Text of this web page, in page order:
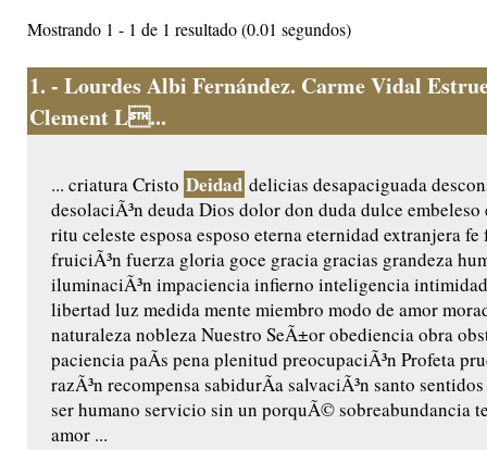
Mostrando 1 - 1 de 1 resultado (0.01 segundos)
1. - Lourdes Albi Fernández. Carme Vidal
Clement L...
... criatura Cristo Deidad delicias desapaciguada
desolaciÃ³n deuda Dios dolor don duda dulce
ritu celeste esposa esposo eterna eternidad extranjera fe
fruiciÃ³n fuerza gloria goce gracia gracias grandeza
iluminaciÃ³n impaciencia infierno inteligencia
libertad luz medida mente miembro modo de amor
naturaleza nobleza Nuestro SeÃ±or obediencia obra
paciencia paÃ­s pena plenitud preocupaciÃ³n Profeta
razÃ³n recompensa sabidurÃ­a salvaciÃ³n santo
ser humano servicio sin un porquÃ© sobreabundancia
amor ...